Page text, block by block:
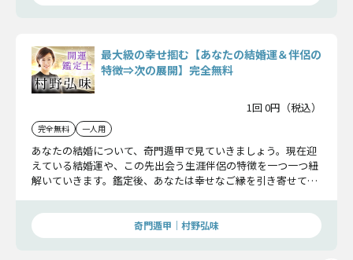
最大級の幸せ掴む【あなたの結婚運＆伴侶の
特徴⇒次の展開】完全無料
1回 0円（税込）
完全無料 一人用
あなたの結婚について、奇門遁甲で見ていきましょう。現在迎
えている結婚運や、この先出会う生涯伴侶の特徴を一つ一つ紐
解いていきます。鑑定後、あなたは幸せなご縁を引き寄せてい
奇門遁甲｜村野弘味